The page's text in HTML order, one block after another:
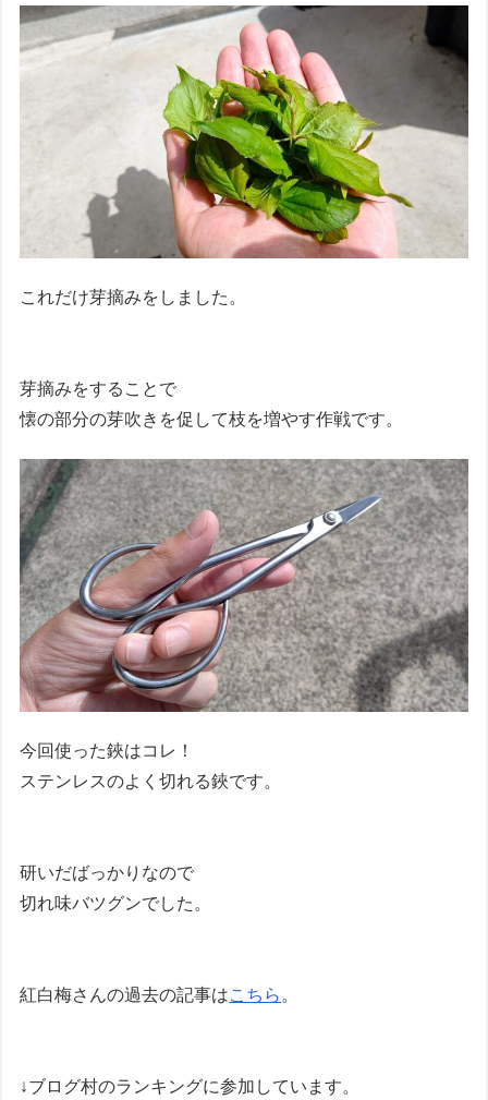
これだけ芽摘みをしました。
芽摘みをすることで
懐の部分の芽吹きを促して枝を増やす作戦です。
今回使った鋏はコレ！
ステンレスのよく切れる鋏です。
研いだばっかりなので
切れ味バツグンでした。
紅白梅さんの過去の記事はこちら 。
↓ブログ村のランキングに参加しています。